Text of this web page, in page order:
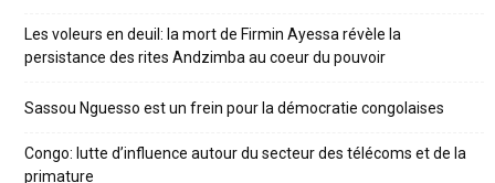
Les voleurs en deuil: la mort de Firmin Ayessa révèle la
persistance des rites Andzimba au coeur du pouvoir
Sassou Nguesso est un frein pour la démocratie congolaises
Congo: lutte d’influence autour du secteur des télécoms et de la
primature